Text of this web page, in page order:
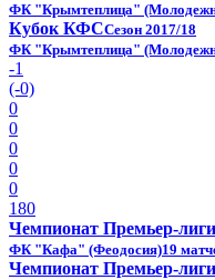
ФК "Крымтеплица"
Кубок КФССезон 2017/18
ФК "Крымтеплица"
-1
(-0)
0
0
0
0
0
180
Чемпионат Премьер-
ФК "Кафа" (Феодосия)19
Чемпионат Премьер-